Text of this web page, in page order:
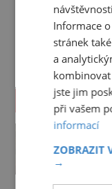
ZAJÍMAVOSTI
Informace
stránek
a
jste jim
při vašem
informací
ZOBRAZIT
→